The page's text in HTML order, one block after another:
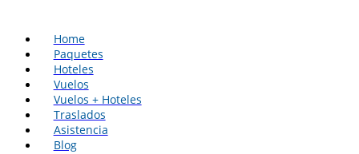
Home
Paquetes
Hoteles
Vuelos
Vuelos + Hoteles
Traslados
Asistencia
Blog